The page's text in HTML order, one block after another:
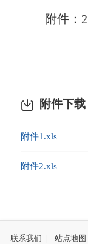
附件：2
附件下载
附件1.xls
附件2.xls
联系我们 | 站点地图